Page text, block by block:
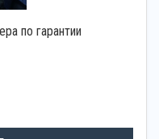
по гарантии